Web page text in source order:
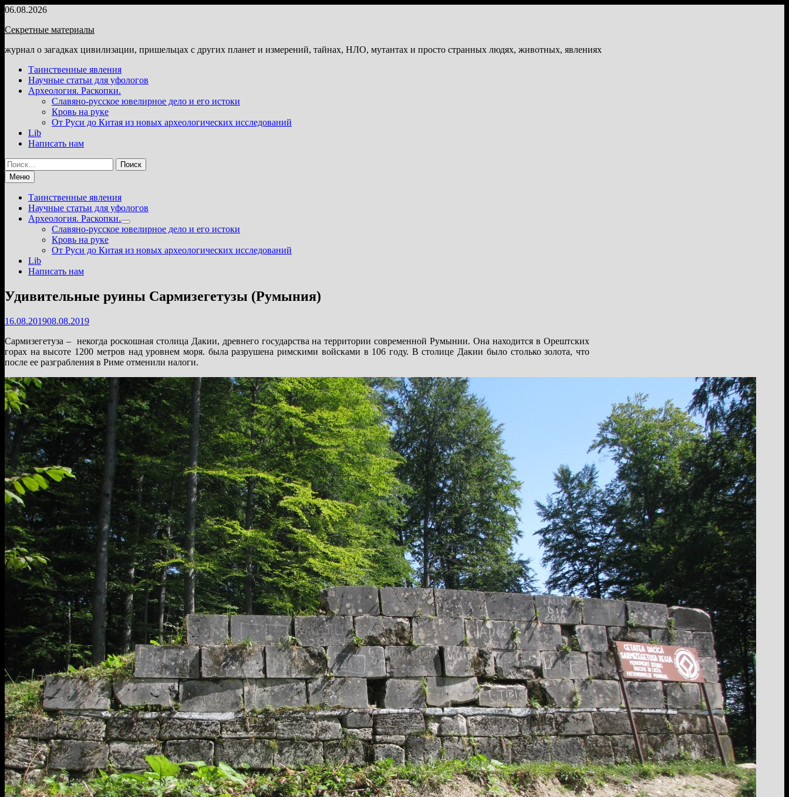
Перейти
содержимому
06.08.2026
Секретные материалы
журнал о загадках цивилизации, пришельцах с других планет и измерений, тайнах, НЛО, мутантах и просто странных людях, животных, явлениях
Таинственные явления
Научные статьи для уфологов
Археология. Раскопки.
Славяно-русское ювелирное дело и его истоки
Кровь на руке
От Руси до Китая из новых археологических исследований
Lib
Написать нам
Найти:
Меню
Таинственные явления
Научные статьи для уфологов
Археология. Раскопки.
Показать
подменю
Славяно-русское ювелирное дело и его истоки
Кровь на руке
От Руси до Китая из новых археологических исследований
Lib
Написать нам
Удивительные руины Сармизегетузы (Румыния)
16.08.201908.08.2019
Сармизегетуза – некогда роскошная столица Дакии, древнего государства на территории современной Румынии. Она находится в Орештских
горах на высоте 1200 метров над уровнем моря. была разрушена римскими войсками в 106 году. В столице Дакии было столько золота, что
после ее разграбления в Риме отменили налоги.